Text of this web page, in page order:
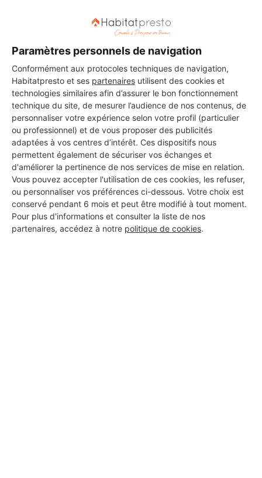
Paramètres personnels de navigation
Conformément aux protocoles techniques de navigation,
Habitatpresto et ses partenaires utilisent des cookies et
technologies similaires afin d’assurer le bon fonctionnement
technique du site, de mesurer l’audience de nos contenus, de
personnaliser votre expérience selon votre profil (particulier
ou professionnel) et de vous proposer des publicités
adaptées à vos centres d’intérêt. Ces dispositifs nous
permettent également de sécuriser vos échanges et
d'améliorer la pertinence de nos services de mise en relation.
Vous pouvez accepter l'utilisation de ces cookies, les refuser,
ou personnaliser vos préférences ci-dessous. Votre choix est
conservé pendant 6 mois et peut être modifié à tout moment.
Pour plus d'informations et consulter la liste de nos
partenaires, accédez à notre politique de cookies.
PAS LE TEMPS DE
CHERCHER ?
Vous souhaitez réaliser des travaux et ne savez quel professionnel
choisir ? Demandez des devis travauxauprès de notre réseau de 5 000
professionnels partout en France.
DEMANDER UN DEVIS